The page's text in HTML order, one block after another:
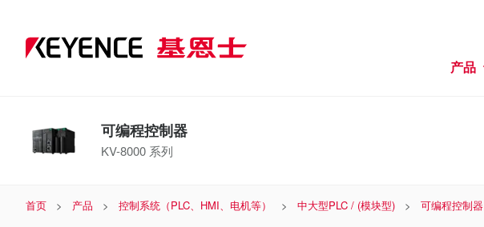
产品
可编程控制器
KV-8000 系列
首页 产品 控制系统（PLC、HMI、电机等） 中大型PLC / (模块型) 可编程控制器